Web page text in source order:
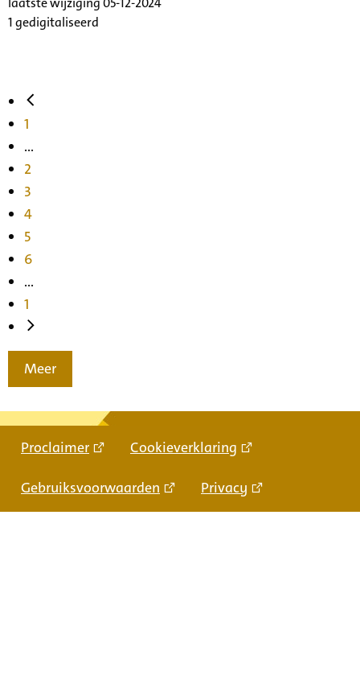
1 gedigitaliseerd
1
...
2
3
4
5
6
...
1
Meer
Proclaimer Cookieverklaring
Gebruiksvoorwaarden Privacy